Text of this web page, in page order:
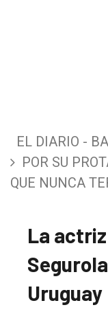
EL DIARIO -
POR SU
QUE NUNCA
La
Uruguay